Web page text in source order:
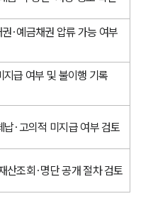
·예금채권 압류 가능 여부
지급 여부 및 불이행 기록
납·고의적 미지급 여부 검토
산조회·명단 공개 절차 검토